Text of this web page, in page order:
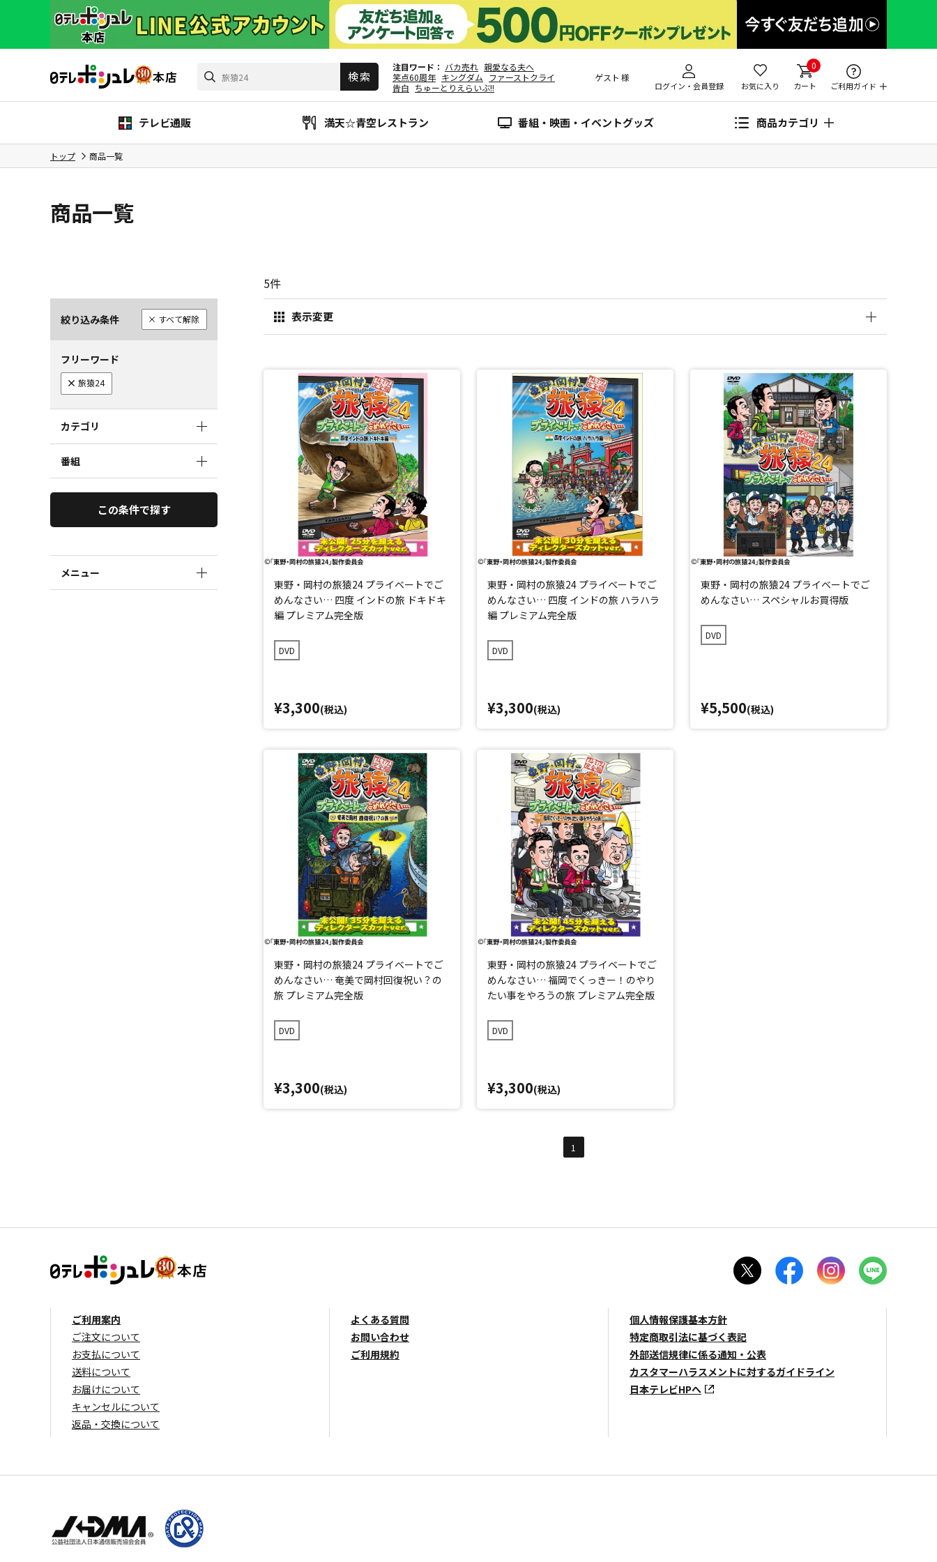
注目ワード バカ売れ 親愛なる夫へ
笑点60周年 キングダム ファーストクライ
告白 ちゅーとりえらいぶ!!
ゲスト 様
ログイン・会員登録 お気に入り
0
カート ご利用ガイド
テレビ通販 満天☆青空レストラン 番組・映画・イベントグッズ 商品カテゴリ
トップ 商品一覧
商品一覧
絞り込み条件 すべて解除
フリーワード
旅猿24
カテゴリ
番組
この条件で探す
メニュー
5件
表示変更
東野・岡村の旅猿24 プライベートでご
めんなさい… 四度 インドの旅 ドキドキ
編 プレミアム完全版
DVD
¥3,300(税込)
東野・岡村の旅猿24 プライベートでご
めんなさい… 四度 インドの旅 ハラハラ
編 プレミアム完全版
DVD
¥3,300(税込)
東野・岡村の旅猿24 プライベートでご
めんなさい… スペシャルお買得版
DVD
¥5,500(税込)
東野・岡村の旅猿24 プライベートでご
めんなさい… 奄美で岡村回復祝い？の
旅 プレミアム完全版
DVD
¥3,300(税込)
東野・岡村の旅猿24 プライベートでご
めんなさい… 福岡でくっきー！のやり
たい事をやろうの旅 プレミアム完全版
DVD
¥3,300(税込)
1
ご利用案内
ご注文について
お支払について
送料について
お届けについて
キャンセルについて
返品・交換について
よくある質問
お問い合わせ
ご利用規約
個人情報保護基本方針
特定商取引法に基づく表記
外部送信規律に係る通知・公表
カスタマーハラスメントに対するガイドライン
日本テレビHPへ